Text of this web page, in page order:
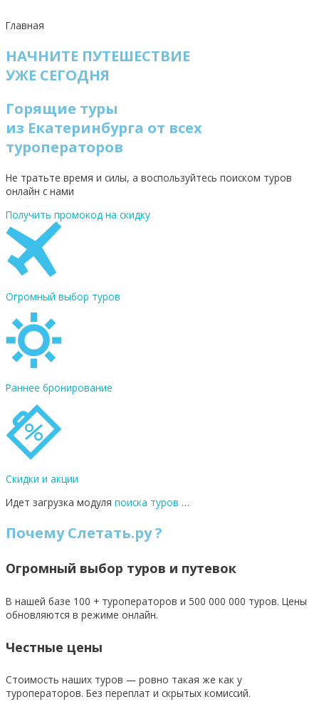
Главная
НАЧНИТЕ ПУТЕШЕСТВИЕ
УЖЕ СЕГОДНЯ
Горящие туры
из Екатеринбурга от всех
туроператоров
Не тратьте время и силы, а воспользуйтесь поиском туров
онлайн с нами
Получить промокод на скидку
Огромный выбор туров
Раннее бронирование
Скидки и акции
Идет загрузка модуля поиска туров …
Почему Слетать.ру ?
Огромный выбор туров и путевок
В нашей базе 100 + туроператоров и 500 000 000 туров. Цены
обновляются в режиме онлайн.
Честные цены
Стоимость наших туров — ровно такая же как у
туроператоров. Без переплат и скрытых комиссий.